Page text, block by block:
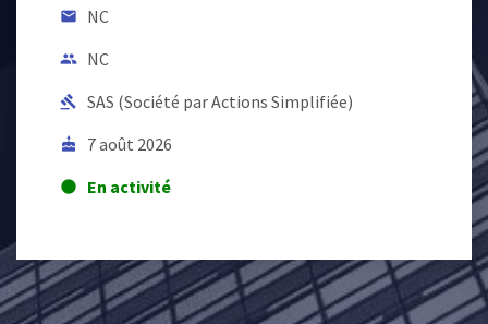
email NC
people NC
gavel SAS (Société par Actions Simplifiée)
cake 7 août 2026
lens En activité